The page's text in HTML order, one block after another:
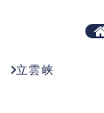
立雲峡